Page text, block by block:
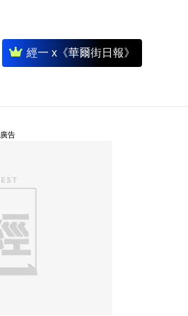
經一 x《華爾街日報》
廣告